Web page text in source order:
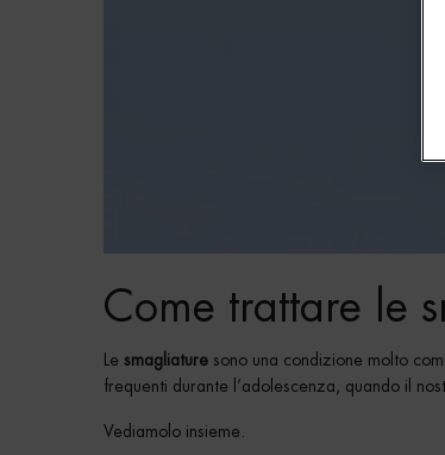
Come trattare le
Le smagliature sono una condizione molto
frequenti durante l’adolescenza, quando il
Vediamolo insieme.